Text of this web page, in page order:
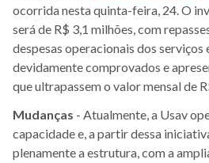
ocorrida nesta quinta-feira, 24. O
será de R$ 3,1 milhões, com
despesas operacionais dos
devidamente comprovados e
que ultrapassem o valor mensal de
Mudanças - Atualmente, a Usav
capacidade e, a partir dessa
plenamente a estrutura, com a